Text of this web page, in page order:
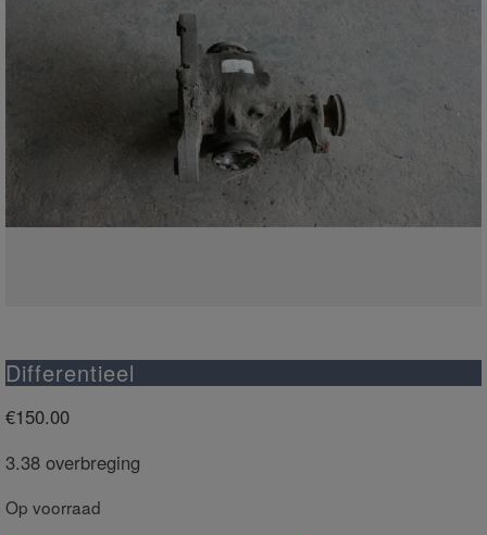
Differentieel
€150.00
3.38 overbreging
Op voorraad